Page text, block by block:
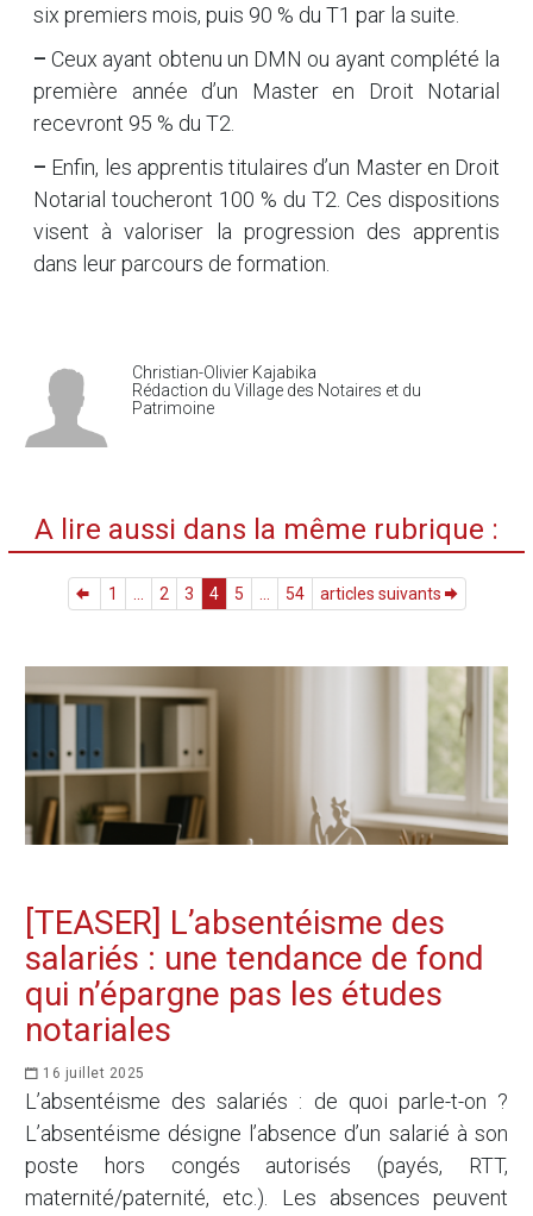
six premiers mois, puis 90 % du T1 par la suite.
– Ceux ayant obtenu un DMN ou ayant complété la
première année d’un Master en Droit Notarial
recevront 95 % du T2.
– Enfin, les apprentis titulaires d’un Master en Droit
Notarial toucheront 100 % du T2. Ces dispositions
visent à valoriser la progression des apprentis
dans leur parcours de formation.
Christian-Olivier Kajabika
Rédaction du Village des Notaires et du
Patrimoine
A lire aussi dans la même rubrique :
1 2 3 4 5 54 articles suivants
[TEASER] L’absentéisme des
salariés : une tendance de fond
qui n’épargne pas les études
notariales
16 juillet 2025
L’absentéisme des salariés : de quoi parle-t-on ?
L’absentéisme désigne l’absence d’un salarié à son
poste hors congés autorisés (payés, RTT,
maternité/paternité, etc.). Les absences peuvent